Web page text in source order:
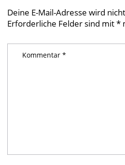
Deine E-Mail-Adresse wird
Erforderliche Felder sind mit*